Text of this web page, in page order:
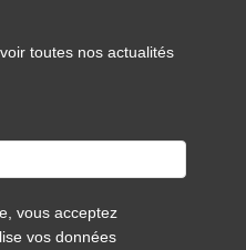
toutes nos actualités
vous acceptez
vos données